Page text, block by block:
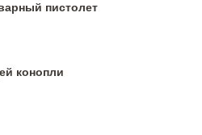
пистолет
конопли